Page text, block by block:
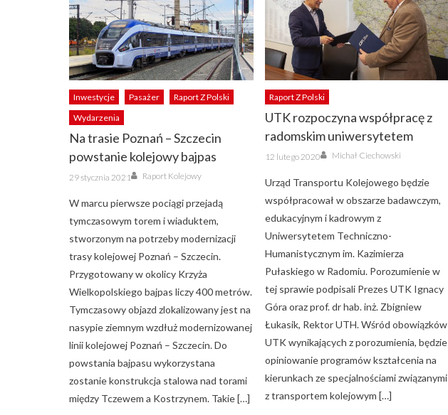
Inwestycje Pasażer
Raport Z Polski
Wydarzenia
Na trasie Poznań – Szczecin
powstanie kolejowy bajpas
Posted
on
29 stycznia 2021 Author
Raport Kolejowy
W marcu pierwsze pociągi przejadą
tymczasowym torem i wiaduktem,
stworzonym na potrzeby modernizacji
trasy kolejowej Poznań – Szczecin.
Przygotowany w okolicy Krzyża
Wielkopolskiego bajpas liczy 400 metrów.
Tymczasowy objazd zlokalizowany jest na
nasypie ziemnym wzdłuż modernizowanej
linii kolejowej Poznań – Szczecin. Do
powstania bajpasu wykorzystana
zostanie konstrukcja stalowa nad torami
między Tczewem a Kostrzynem. Takie […]
Raport Z Polski
UTK rozpoczyna współpracę z
radomskim uniwersytetem
Posted
on
12 lutego 2020 Author
Michał Ciechowski
Urząd Transportu Kolejowego będzie
współpracował w obszarze badawczym,
edukacyjnym i kadrowym z
Uniwersytetem Techniczno-
Humanistycznym im. Kazimierza
Pułaskiego w Radomiu. Porozumienie w
tej sprawie podpisali Prezes UTK Ignacy
Góra oraz prof. dr hab. inż. Zbigniew
Łukasik, Rektor UTH. Wśród obowiązków
UTK wynikających z porozumienia, będzie
opiniowanie programów kształcenia na
kierunkach ze specjalnościami związanymi
z transportem kolejowym […]